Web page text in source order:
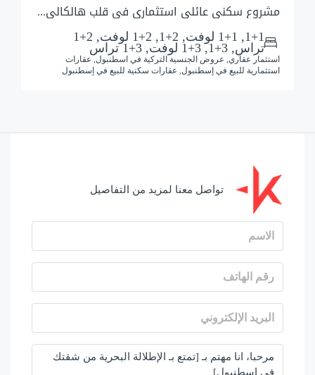
مشروع سكني عائلي استثماري في قلب هالكالي – كوتشوك شكمجه
1+1, 1+1 لوفت, 2+1, 2+1 لوفت, 2+1
تراس, 3+1, 3+1 لوفت, 3+1 تراس
استثمار عقاري, عروض الجنسية التركية في اسطنبول, عقارات
استثمارية للبيع في إسطنبول, عقارات سكنية للبيع في إسطنبول
تواصل معنا لمزيد من التفاصيل